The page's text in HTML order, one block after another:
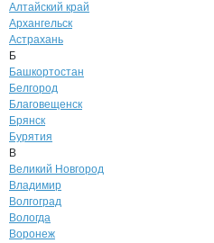
Алтайский край
Архангельск
Астрахань
Б
Башкортостан
Белгород
Благовещенск
Брянск
Бурятия
В
Великий Новгород
Владимир
Волгоград
Вологда
Воронеж